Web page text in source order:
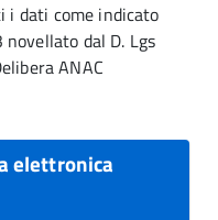
i dati come indicato
dal D. Lgs
ANAC
elettronica